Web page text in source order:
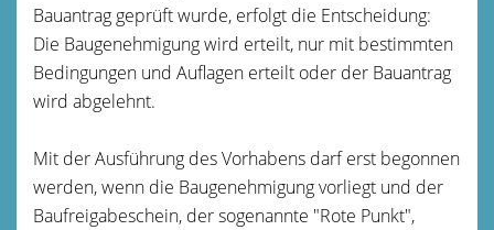
Bauantrag geprüft wurde, erfolgt die Entscheidung:
Die Baugenehmigung wird erteilt, nur mit bestimmten
Bedingungen und Auflagen erteilt oder der Bauantrag
wird abgelehnt.
Mit der Ausführung des Vorhabens darf erst begonnen
werden, wenn die Baugenehmigung vorliegt und der
Baufreigabeschein, der sogenannte "Rote Punkt",